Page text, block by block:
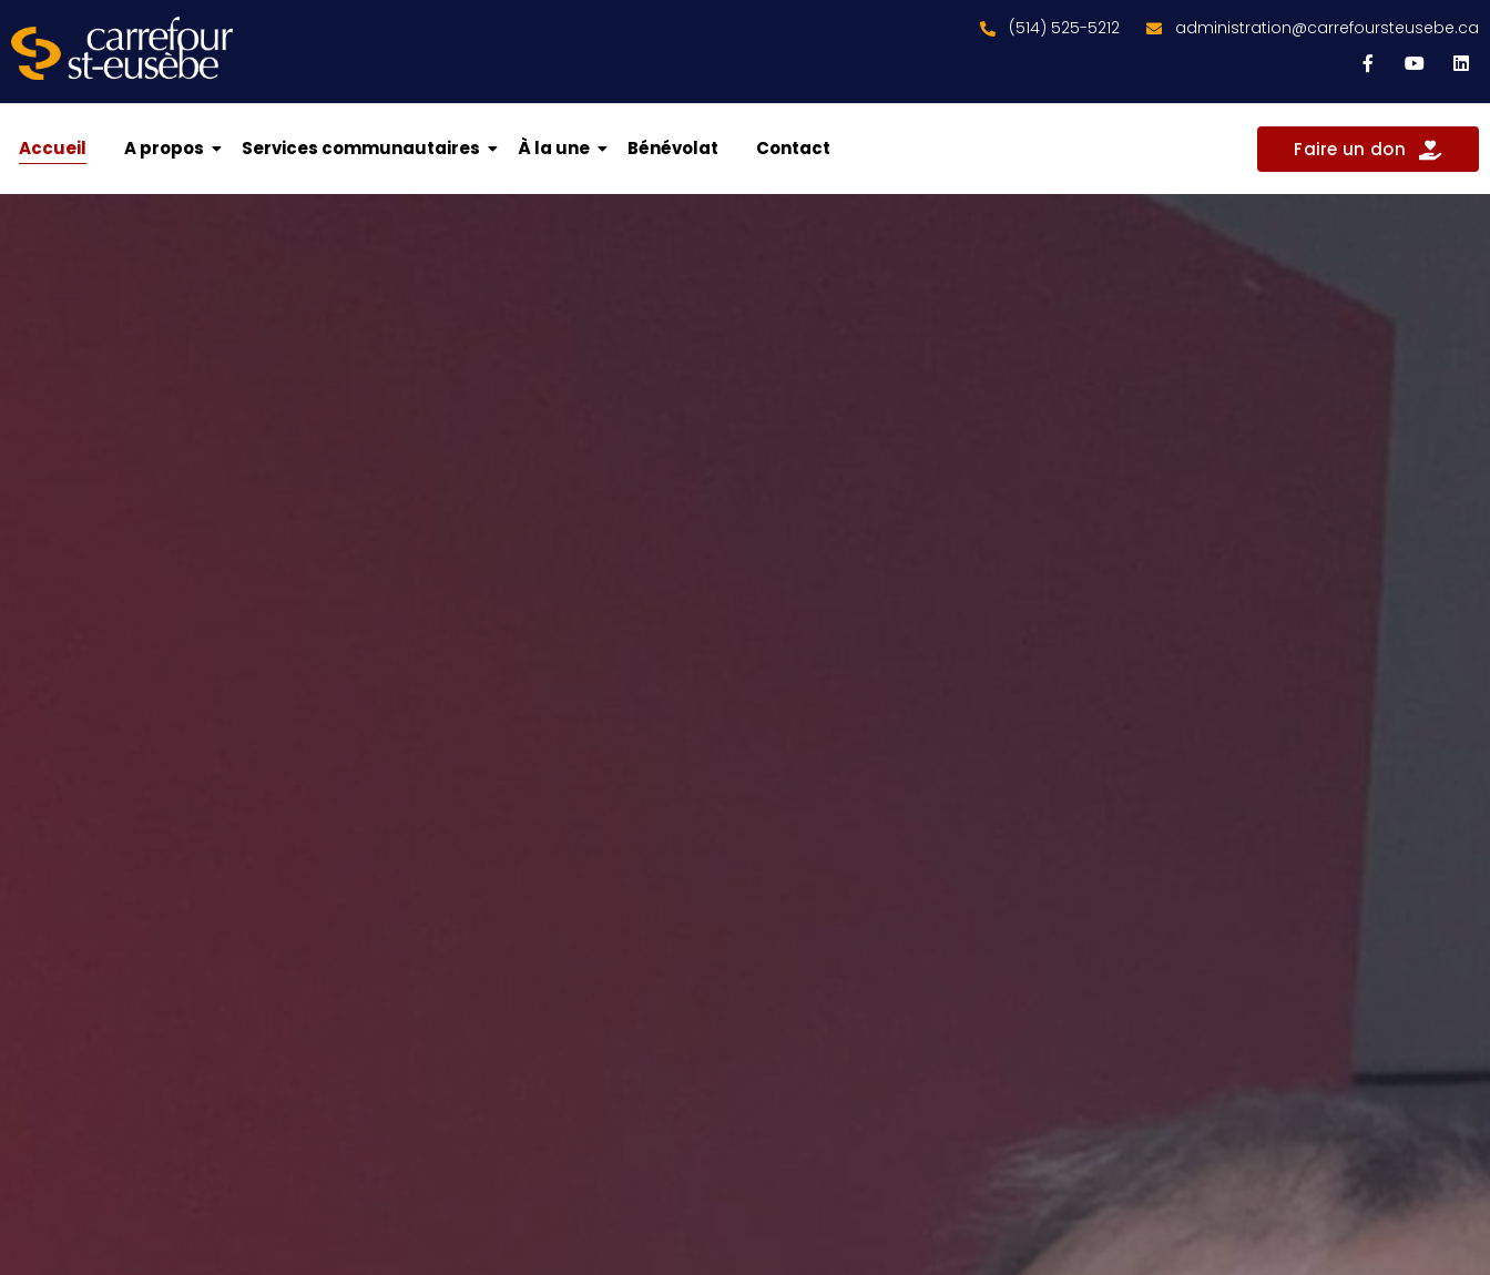
(514) 525-5212 administration@carrefoursteusebe.ca
Accueil A propos Services communautaires À la une Bénévolat Contact Faire un don